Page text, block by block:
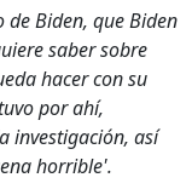
de Biden, que Biden
saber sobre
hacer con su
por ahí,
investigación, así
horrible'.